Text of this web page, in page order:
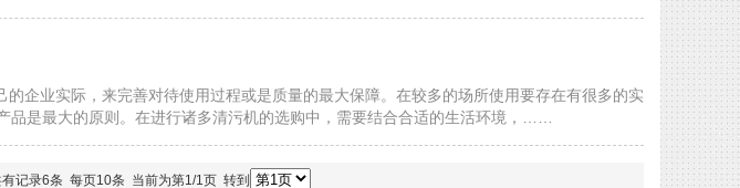
企业实际，来完善对待使用过程或是质量的最大保障。在较多的场所使用要存在有很多的实
品是最大的原则。在进行诸多清污机的选购中，需要结合合适的生活环境，……
有记录6条 每页10条 当前为第1/1页 转到